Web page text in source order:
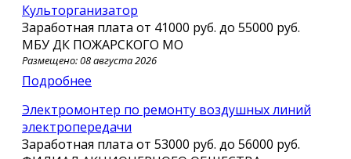
Культорганизатор
Заработная плата от 41000 руб. до 55000 руб.
МБУ ДК ПОЖАРСКОГО МО
Размещено: 08 августа 2026
Подробнее
Электромонтер по ремонту воздушных линий
электропередачи
Заработная плата от 53000 руб. до 56000 руб.